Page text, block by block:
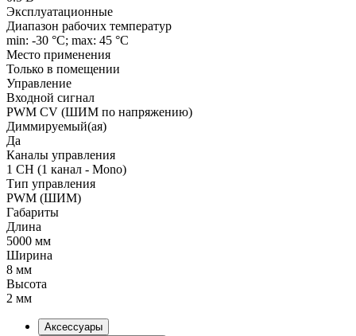
Эксплуатационные
Диапазон рабочих температур
min: -30 °C; max: 45 °C
Место применения
Только в помещении
Управление
Входной сигнал
PWM СV (ШИМ по напряжению)
Диммируемый(ая)
Да
Каналы управления
1 CH (1 канал - Mono)
Тип управления
PWM (ШИМ)
Габариты
Длина
5000 мм
Ширина
8 мм
Высота
2 мм
Аксессуары